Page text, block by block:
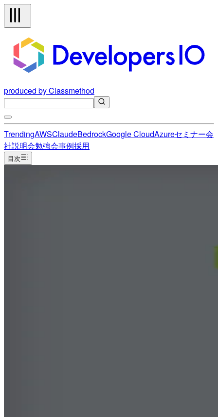
produced by Classmethod
TrendingAWSClaudeBedrockGoogle CloudAzureセミナー会
社説明会勉強会事例採用
目次